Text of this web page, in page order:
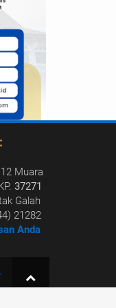
Muara
37271
Galah
21282
Anda